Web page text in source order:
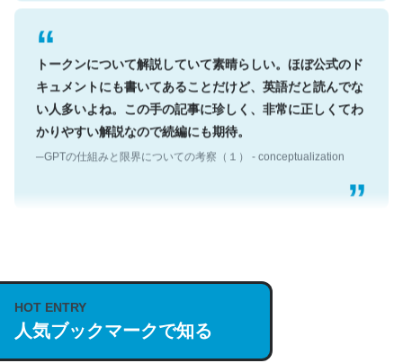
トークンについて解説していて素晴らしい。ほぼ公式のド
キュメントにも書いてあることだけど、英語だと読んでな
い人多いよね。この手の記事に珍しく、非常に正しくてわ
かりやすい解説なので続編にも期待。
説してる記事が少ないので貴重な良記事。/続編来た
https://isobe324649.hatenablog.com/entry/2023/03/27
/064121
─GPTの仕組みと限界についての考察（１） - conceptualization
HOT ENTRY
人気ブックマークで知る